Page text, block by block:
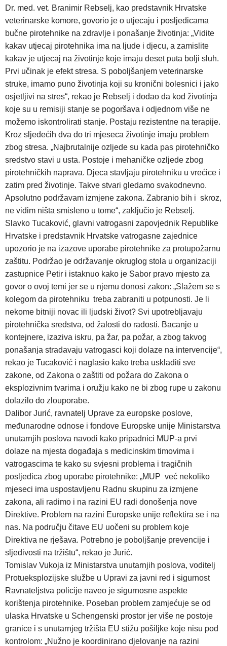
Dr. med. vet. Branimir Rebselj, kao predstavnik Hrvatske
veterinarske komore, govorio je o utjecaju i posljedicama
bučne pirotehnike na zdravlje i ponašanje životinja: „Vidite
kakav utjecaj pirotehnika ima na ljude i djecu, a zamislite
kakav je utjecaj na životinje koje imaju deset puta bolji sluh.
Prvi učinak je efekt stresa. S poboljšanjem veterinarske
struke, imamo puno životinja koji su kronični bolesnici i jako
osjetljivi na stres“, rekao je Rebselj i dodao da kod životinja
koje su u remisiji stanje se pogoršava i odjednom više ne
možemo iskontrolirati stanje. Postaju rezistentne na terapije.
Kroz sljedećih dva do tri mjeseca životinje imaju problem
zbog stresa. „Najbrutalnije ozljede su kada pas pirotehničko
sredstvo stavi u usta. Postoje i mehaničke ozljede zbog
pirotehničkih naprava. Djeca stavljaju pirotehniku u vrećice i
zatim pred životinje. Takve stvari gledamo svakodnevno.
Apsolutno podržavam izmjene zakona. Zabranio bih i skroz,
ne vidim ništa smisleno u tome“, zaključio je Rebselj.
Slavko Tucaković, glavni vatrogasni zapovjednik Republike
Hrvatske i predstavnik Hrvatske vatrogasne zajednice
upozorio je na izazove uporabe pirotehnike za protupožarnu
zaštitu. Podržao je održavanje okruglog stola u organizaciji
zastupnice Petir i istaknuo kako je Sabor pravo mjesto za
govor o ovoj temi jer se u njemu donosi zakon: „Slažem se s
kolegom da pirotehniku treba zabraniti u potpunosti. Je li
nekome bitniji novac ili ljudski život? Svi upotrebljavaju
pirotehnička sredstva, od žalosti do radosti. Bacanje u
kontejnere, izaziva iskru, pa žar, pa požar, a zbog takvog
ponašanja stradavaju vatrogasci koji dolaze na intervencije“,
rekao je Tucaković i naglasio kako treba uskladiti sve
zakone, od Zakona o zaštiti od požara do Zakona o
eksplozivnim tvarima i oružju kako ne bi zbog rupe u zakonu
dolazilo do zlouporabe.
Dalibor Jurić, ravnatelj Uprave za europske poslove,
međunarodne odnose i fondove Europske unije Ministarstva
unutarnjih poslova navodi kako pripadnici MUP-a prvi
dolaze na mjesta događaja s medicinskim timovima i
vatrogascima te kako su svjesni problema i tragičnih
posljedica zbog uporabe pirotehnike: „MUP već nekoliko
mjeseci ima uspostavljenu Radnu skupinu za izmjene
zakona, ali radimo i na razini EU radi donošenja nove
Direktive. Problem na razini Europske unije reflektira se i na
nas. Na području čitave EU uočeni su problem koje
Direktiva ne rješava. Potrebno je poboljšanje prevencije i
sljedivosti na tržištu“, rekao je Jurić.
Tomislav Vukoja iz Ministarstva unutarnjih poslova, voditelj
Protueksplozijske službe u Upravi za javni red i sigurnost
Ravnateljstva policije naveo je sigurnosne aspekte
korištenja pirotehnike. Poseban problem zamjećuje se od
ulaska Hrvatske u Schengenski prostor jer više ne postoje
granice i s unutarnjeg tržišta EU stižu pošiljke koje nisu pod
kontrolom: „Nužno je koordinirano djelovanje na razini